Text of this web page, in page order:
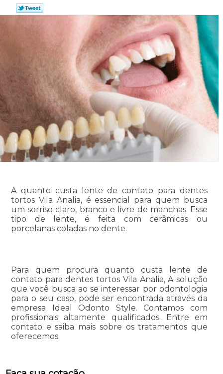
A quanto custa lente de contato para dentes
tortos Vila Analia, é essencial para quem busca
um sorriso claro, branco e livre de manchas. Esse
tipo de lente, é feita com cerâmicas ou
porcelanas coladas no dente.
Para quem procura quanto custa lente de
contato para dentes tortos Vila Analia, A solução
que você busca ao se interessar por odontologia
para o seu caso, pode ser encontrada através da
empresa Ideal Odonto Style. Contamos com
profissionais altamente qualificados. Entre em
contato e saiba mais sobre os tratamentos que
oferecemos.